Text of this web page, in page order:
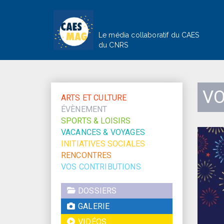
Le média collaboratif du CAES
du CNRS
ARTS ET CULTURE
ÉVÈNEMENT
SPORTS & LOISIRS
VACANCES & VOYAGES
INITIATIVES SOCIALES
RENCONTRES
VOS CONTRIBUTIONS
DOSSIERS
GALERIE
VIDÉOS